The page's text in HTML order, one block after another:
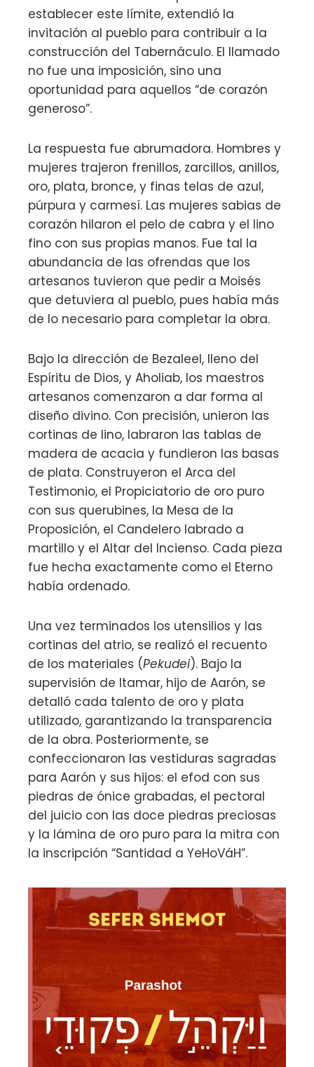
establecer este límite, extendió la
invitación al pueblo para contribuir a la
construcción del Tabernáculo. El llamado
no fue una imposición, sino una
oportunidad para aquellos “de corazón
generoso”.
La respuesta fue abrumadora. Hombres y
mujeres trajeron frenillos, zarcillos, anillos,
oro, plata, bronce, y finas telas de azul,
púrpura y carmesí. Las mujeres sabias de
corazón hilaron el pelo de cabra y el lino
fino con sus propias manos. Fue tal la
abundancia de las ofrendas que los
artesanos tuvieron que pedir a Moisés
que detuviera al pueblo, pues había más
de lo necesario para completar la obra.
Bajo la dirección de Bezaleel, lleno del
Espíritu de Dios, y Aholiab, los maestros
artesanos comenzaron a dar forma al
diseño divino. Con precisión, unieron las
cortinas de lino, labraron las tablas de
madera de acacia y fundieron las basas
de plata. Construyeron el Arca del
Testimonio, el Propiciatorio de oro puro
con sus querubines, la Mesa de la
Proposición, el Candelero labrado a
martillo y el Altar del Incienso. Cada pieza
fue hecha exactamente como el Eterno
había ordenado.
Una vez terminados los utensilios y las
cortinas del atrio, se realizó el recuento
de los materiales (Pekudei). Bajo la
supervisión de Itamar, hijo de Aarón, se
detalló cada talento de oro y plata
utilizado, garantizando la transparencia
de la obra. Posteriormente, se
confeccionaron las vestiduras sagradas
para Aarón y sus hijos: el efod con sus
piedras de ónice grabadas, el pectoral
del juicio con las doce piedras preciosas
y la lámina de oro puro para la mitra con
la inscripción “Santidad a YeHoVáH”.